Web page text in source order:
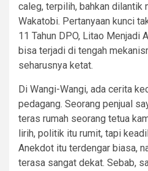
caleg, terpilih, bahkan dilantik
Wakatobi. Pertanyaan kunci
11 Tahun DPO, Litao Menjadi
bisa terjadi di tengah
seharusnya ketat.
Di Wangi-Wangi, ada cerita
pedagang. Seorang penjual
teras rumah seorang tetua
lirih, politik itu rumit, tapi
Anekdot itu terdengar biasa,
terasa sangat dekat. Sebab,